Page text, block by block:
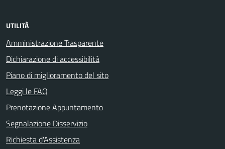
UTILITÀ
Amministrazione Trasparente
Dichiarazione di accessibilità
Piano di miglioramento del sito
Leggi le FAQ
Prenotazione Appuntamento
Segnalazione Disservizio
Richiesta d'Assistenza